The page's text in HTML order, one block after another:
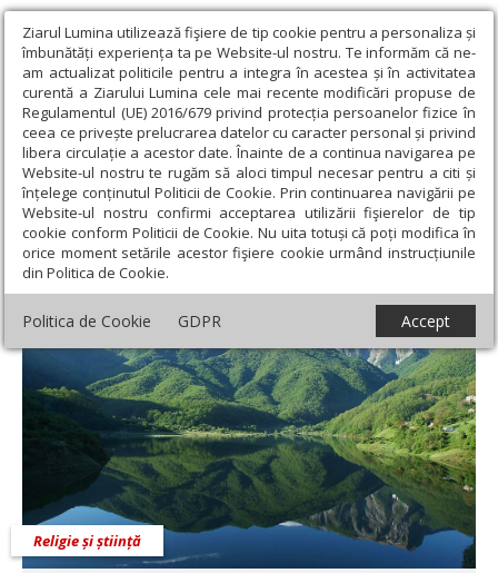
Ziarul Lumina utilizează fişiere de tip cookie pentru a personaliza și
îmbunătăți experiența ta pe Website-ul nostru. Te informăm că ne-
am actualizat politicile pentru a integra în acestea și în activitatea
curentă a Ziarului Lumina cele mai recente modificări propuse de
Regulamentul (UE) 2016/679 privind protecția persoanelor fizice în
ceea ce privește prelucrarea datelor cu caracter personal și privind
libera circulație a acestor date. Înainte de a continua navigarea pe
Website-ul nostru te rugăm să aloci timpul necesar pentru a citi și
înțelege conținutul Politicii de Cookie. Prin continuarea navigării pe
Website-ul nostru confirmi acceptarea utilizării fişierelor de tip
cookie conform Politicii de Cookie. Nu uita totuși că poți modifica în
orice moment setările acestor fişiere cookie urmând instrucțiunile
din Politica de Cookie.
Politica de Cookie GDPR Accept
Ziarul Lumina › Societate › Religie și știință › Lumea vie şi viaţa
deplină a omului
Lumea vie şi viaţa deplină a omului
Religie și știință